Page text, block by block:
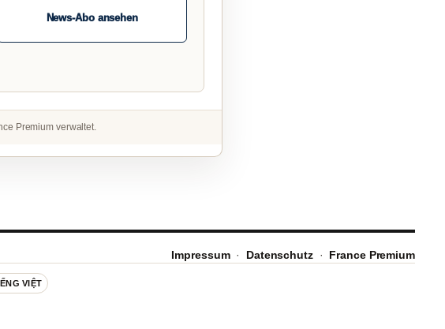
News-Abo ansehen
Premium verwaltet.
Impressum· Datenschutz· France Premium
VIỆT